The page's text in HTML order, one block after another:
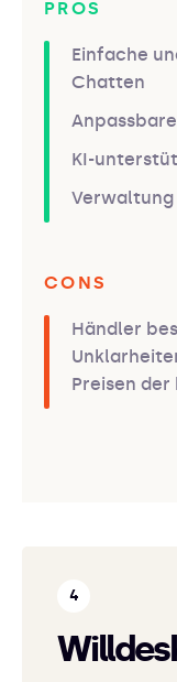
PROS
Einfache
Chatten
KI-
Verwaltung
CONS
Händler
Preisen